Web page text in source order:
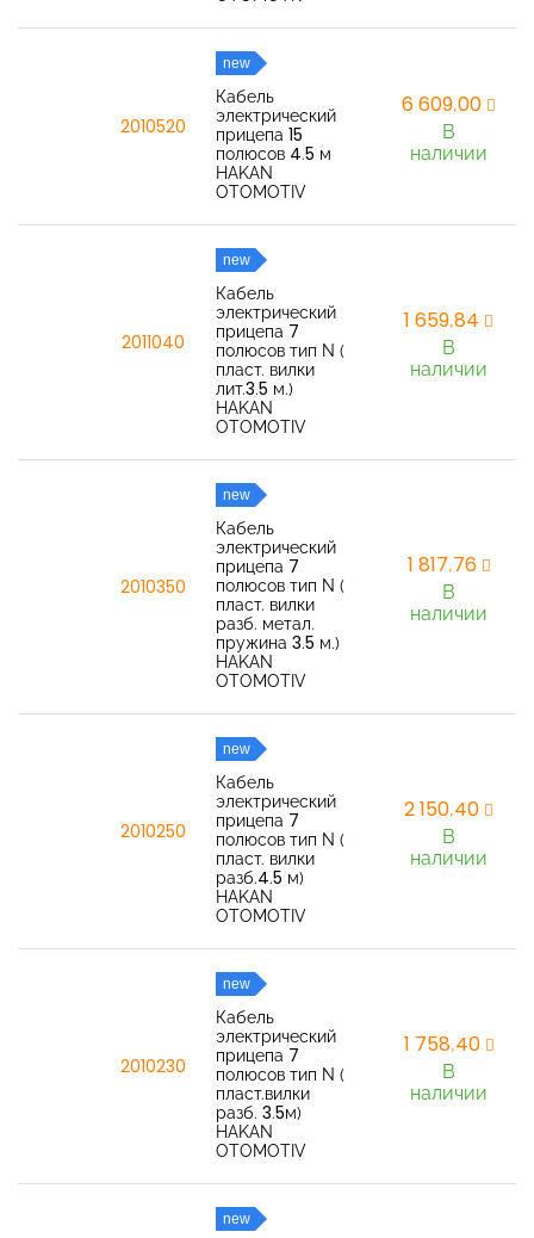
2010520
new
Кабель
электрический
прицепа 15
полюсов 4.5 м
HAKAN
OTOMOTIV
6 609,00
В
наличии
2011040
new
Кабель
электрический
прицепа 7
полюсов тип N (
пласт. вилки
лит.3.5 м.)
HAKAN
OTOMOTIV
1 659,84
В
наличии
2010350
new
Кабель
электрический
прицепа 7
полюсов тип N (
пласт. вилки
разб. метал.
пружина 3.5 м.)
HAKAN
OTOMOTIV
1 817,76
В
наличии
2010250
new
Кабель
электрический
прицепа 7
полюсов тип N (
пласт. вилки
разб.4.5 м)
HAKAN
OTOMOTIV
2 150,40
В
наличии
2010230
new
Кабель
электрический
прицепа 7
полюсов тип N (
пласт.вилки
разб. 3.5м)
HAKAN
OTOMOTIV
1 758,40
В
наличии
new